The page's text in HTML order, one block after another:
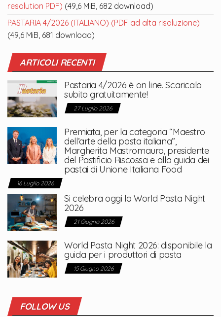
resolution PDF) (49,6 MiB, 682 download)
PASTARIA 4/2026 (ITALIANO) (PDF ad alta risoluzione)
(49,6 MiB, 681 download)
ARTICOLI RECENTI
Pastaria 4/2026 è on line. Scaricalo
subito gratuitamente!
27 Luglio 2026
Premiata, per la categoria “Maestro
dell’arte della pasta italiana”,
Margherita Mastromauro, presidente
del Pastificio Riscossa e alla guida dei
pastai di Unione Italiana Food
16 Luglio 2026
Si celebra oggi la World Pasta Night
2026
21 Giugno 2026
World Pasta Night 2026: disponibile la
guida per i produttori di pasta
15 Giugno 2026
FOLLOW US